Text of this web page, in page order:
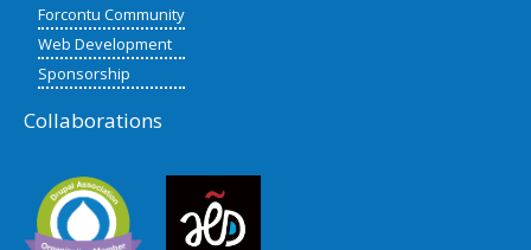
Forcontu Community
Web Development
Sponsorship
Collaborations